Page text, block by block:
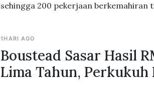
sehingga 200 pekerjaan berkemahiran
1HARI AGO
Boustead Sasar Hasil
Lima Tahun, Perkukuh